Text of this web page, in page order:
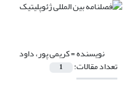
نویسنده =کریمی پور، داود
تعداد مقالات: 1